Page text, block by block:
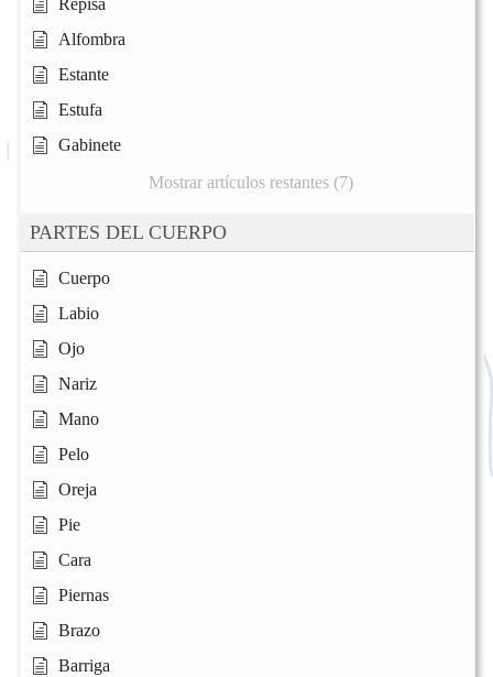
Alfombra
Estante
Estufa
Gabinete
Mostrar artículos restantes (7)
PARTES DEL CUERPO
Cuerpo
Labio
Ojo
Nariz
Mano
Pelo
Oreja
Pie
Cara
Piernas
Brazo
Barriga